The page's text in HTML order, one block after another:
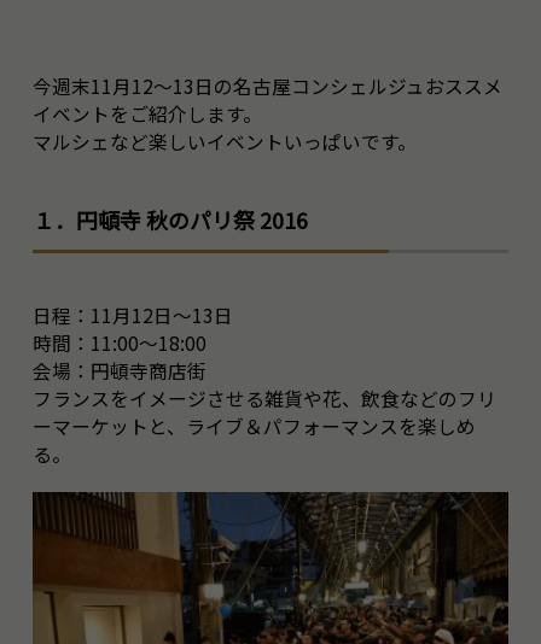
今週末11月12～13日の名古屋コンシェルジュおススメ
イベントをご紹介します。
マルシェなど楽しいイベントいっぱいです。
１．円頓寺 秋のパリ祭 2016
日程：11月12日～13日
時間：11:00～18:00
会場：円頓寺商店街
フランスをイメージさせる雑貨や花、飲食などのフリ
ーマーケットと、ライブ＆パフォーマンスを楽しめ
る。